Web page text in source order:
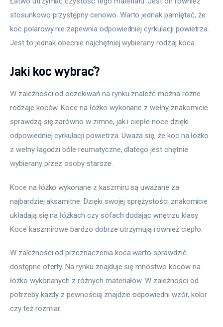
stosunkowo przystępny cenowo. Warto jednak pamiętać, że
koc polarowy nie zapewnia odpowiedniej cyrkulacji powietrza.
Jest to jednak obecnie najchętniej wybierany rodzaj koca
Jaki koc wybrać?
W zależności od oczekiwań na rynku znaleźć można różne
rodzaje koców. Koce na łóżko wykonane z wełny znakomicie
sprawdzą się zarówno w zimne, jak i ciepłe noce dzięki
odpowiedniej cyrkulacji powietrza. Uważa się, że koc na łóżko
z wełny łagodzi bóle reumatyczne, dlatego jest chętnie
wybierany przez osoby starsze.
Koce na łóżko wykonane z kaszmiru są uważane za
najbardziej aksamitne. Dzięki swojej sprężystości znakomicie
układają się na łóżkach czy sofach dodając wnętrzu klasy.
Koce kaszmirowe bardzo dobrze utrzymują również ciepło.
W zależności od przeznaczenia koca warto sprawdzić
dostępne oferty. Na rynku znajduje się mnóstwo koców na
łóżko wykonanych z różnych materiałów. W zależności od
potrzeby każdy z pewnością znajdzie odpowiedni wzór, kolor
czy też rozmiar.